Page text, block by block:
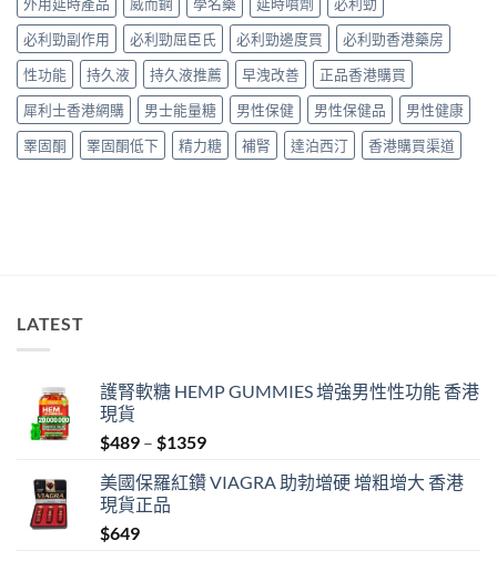
與
購
買
建
議〉
中
必
讀
用
用
量
完
必利勁副作用
必利勁屈臣氏 必利勁邊度買
必利勁香港藥房
性功能
持久液 持久液推薦 早洩改善
正品香港購買
犀利士香港網購
男士能量糖 男性保健 男性保健品
男性健康
睪固酮
睪固酮低下 精力糖 補腎 達泊西汀 香港購買渠道
LATEST
護腎軟糖 HEMP GUMMIES 增強男性性功能 香港
現貨
$489 – $1359Price
$489
美國保羅紅鑽 VIAGRA 助勃增硬 增粗增大 香港
現貨正品
$649